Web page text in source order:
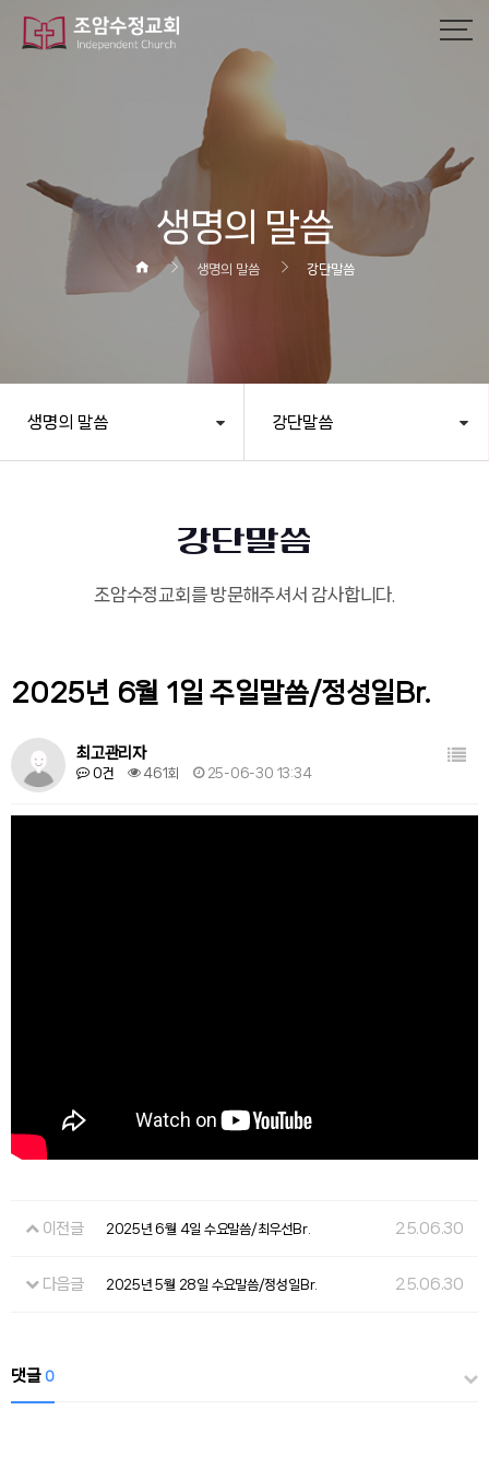
생명의 말씀
생명의 말씀 강단말씀
생명의 말씀 강단말씀
강단말씀
조암수정교회를 방문해주셔서 감사합니다.
2025년 6월 1일 주일말씀/정성일Br.
최고관리자
0건 461회 25-06-30 13:34
이전글 2025년 6월 4일 수요말씀/최우선Br. 25.06.30
다음글 2025년 5월 28일 수요말씀/정성일Br. 25.06.30
댓글 0